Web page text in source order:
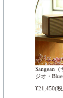
Sangean
ジオ・
¥21,450(